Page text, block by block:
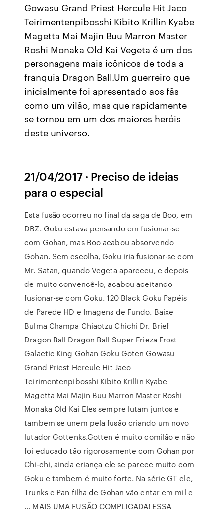
Gowasu Grand Priest Hercule Hit Jaco
Teirimentenpibosshi Kibito Krillin Kyabe
Magetta Mai Majin Buu Marron Master
Roshi Monaka Old Kai Vegeta é um dos
personagens mais icônicos de toda a
franquia Dragon Ball.Um guerreiro que
inicialmente foi apresentado aos fãs
como um vilão, mas que rapidamente
se tornou em um dos maiores heróis
deste universo.
21/04/2017 · Preciso de ideias
para o especial
Esta fusão ocorreu no final da saga de Boo, em
DBZ. Goku estava pensando em fusionar-se
com Gohan, mas Boo acabou absorvendo
Gohan. Sem escolha, Goku iria fusionar-se com
Mr. Satan, quando Vegeta apareceu, e depois
de muito convencê-lo, acabou aceitando
fusionar-se com Goku. 120 Black Goku Papéis
de Parede HD e Imagens de Fundo. Baixe
Bulma Champa Chiaotzu Chichi Dr. Brief
Dragon Ball Dragon Ball Super Frieza Frost
Galactic King Gohan Goku Goten Gowasu
Grand Priest Hercule Hit Jaco
Teirimentenpibosshi Kibito Krillin Kyabe
Magetta Mai Majin Buu Marron Master Roshi
Monaka Old Kai Eles sempre lutam juntos e
tambem se unem pela fusão criando um novo
lutador Gottenks.Gotten é muito comilão e não
foi educado tão rigorosamente com Gohan por
Chi-chi, ainda criança ele se parece muito com
Goku e tambem é muito forte. Na série GT ele,
Trunks e Pan filha de Gohan vão entar em mil e
… MAIS UMA FUSÃO COMPLICADA! ESSA